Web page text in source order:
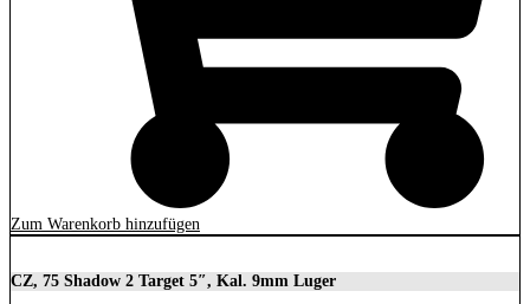
Zum Warenkorb hinzufügen
CZ, 75 Shadow 2 Target 5″, Kal. 9mm Luger